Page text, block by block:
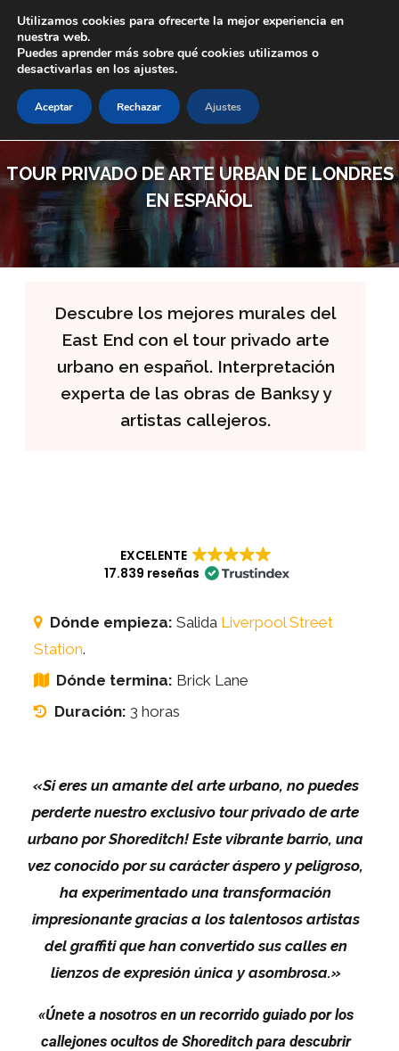
TOUR PRIVADO DE ARTE URBAN DE LONDRES
EN ESPAÑOL
Descubre los mejores murales del
East End con el tour privado arte
urbano en español. Interpretación
experta de las obras de Banksy y
artistas callejeros.
EXCELENTE
17.839 reseñas
Dónde empieza: Salida Liverpool Street
Station.
Dónde termina: Brick Lane
Duración: 3 horas
«Si eres un amante del arte urbano, no puedes
perderte nuestro exclusivo tour privado de arte
urbano por Shoreditch! Este vibrante barrio, una
vez conocido por su carácter áspero y peligroso,
ha experimentado una transformación
impresionante gracias a los talentosos artistas
del graffiti que han convertido sus calles en
lienzos de expresión única y asombrosa.»
«Únete a nosotros en un recorrido guiado por los
callejones ocultos de Shoreditch para descubrir
Utilizamos cookies para ofrecerte la mejor experiencia en
nuestra web.
Puedes aprender más sobre qué cookies utilizamos o
desactivarlas en los ajustes.
Aceptar Rechazar Ajustes